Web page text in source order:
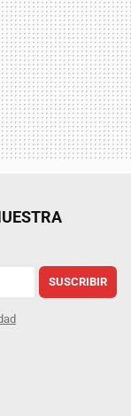
SUSCRIBIR